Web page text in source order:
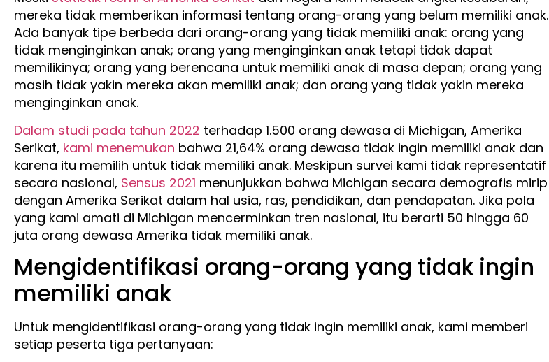
mereka tidak memberikan informasi tentang orang-orang yang belum memiliki anak.
Ada banyak tipe berbeda dari orang-orang yang tidak memiliki anak: orang yang
tidak menginginkan anak; orang yang menginginkan anak tetapi tidak dapat
memilikinya; orang yang berencana untuk memiliki anak di masa depan; orang yang
masih tidak yakin mereka akan memiliki anak; dan orang yang tidak yakin mereka
menginginkan anak.
Dalam studi pada tahun 2022 terhadap 1.500 orang dewasa di Michigan, Amerika
Serikat, kami menemukan bahwa 21,64% orang dewasa tidak ingin memiliki anak dan
karena itu memilih untuk tidak memiliki anak. Meskipun survei kami tidak representatif
secara nasional, Sensus 2021 menunjukkan bahwa Michigan secara demografis mirip
dengan Amerika Serikat dalam hal usia, ras, pendidikan, dan pendapatan. Jika pola
yang kami amati di Michigan mencerminkan tren nasional, itu berarti 50 hingga 60
juta orang dewasa Amerika tidak memiliki anak.
Mengidentifikasi orang-orang yang tidak ingin
memiliki anak
Untuk mengidentifikasi orang-orang yang tidak ingin memiliki anak, kami memberi
setiap peserta tiga pertanyaan: